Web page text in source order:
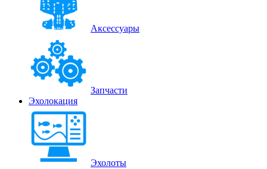
Аксессуары
Запчасти
Эхолокация
Эхолоты